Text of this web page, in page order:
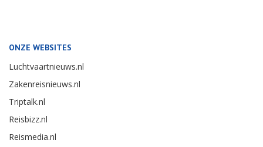
ONZE WEBSITES
Luchtvaartnieuws.nl
Zakenreisnieuws.nl
Triptalk.nl
Reisbizz.nl
Reismedia.nl